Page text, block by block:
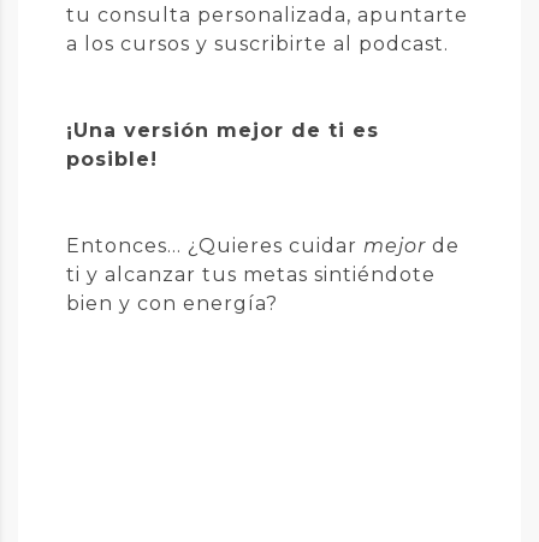
tu consulta personalizada, apuntarte
a los cursos y suscribirte al podcast.
¡Una versión mejor de ti es
posible!
Entonces... ¿Quieres cuidar mejor de
ti y alcanzar tus metas sintiéndote
bien y con energía?